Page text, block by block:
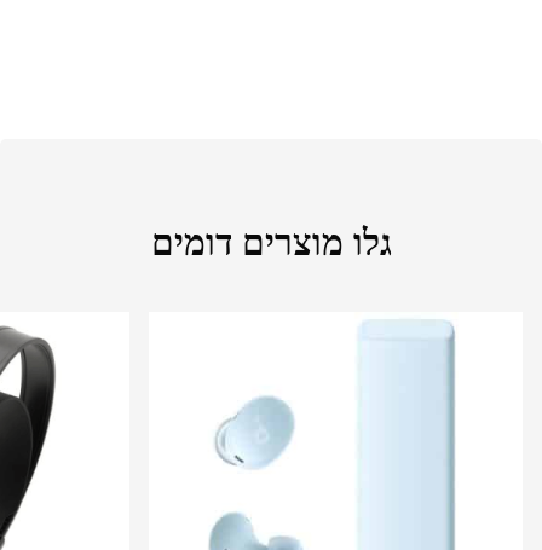
גלו מוצרים דומים